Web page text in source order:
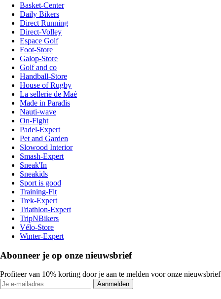
Basket-Center
Daily Bikers
Direct Running
Direct-Volley
Espace Golf
Foot-Store
Galop-Store
Golf and co
Handball-Store
House of Rugby
La sellerie de Maé
Made in Paradis
Nauti-wave
On-Fight
Padel-Expert
Pet and Garden
Slowood Interior
Smash-Expert
Sneak'In
Sneakids
Sport is good
Training-Fit
Trek-Expert
Triathlon-Expert
TripNBikers
Vélo-Store
Winter-Expert
Abonneer je op onze nieuwsbrief
Profiteer van 10% korting door je aan te melden voor onze nieuwsbrief
Aanmelden